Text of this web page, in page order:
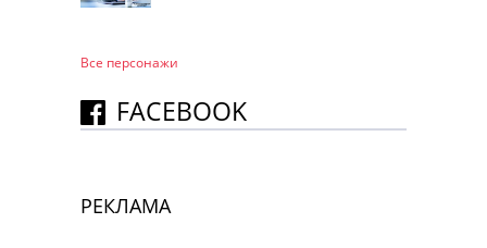
Все персонажи
FACEBOOK
РЕКЛАМА